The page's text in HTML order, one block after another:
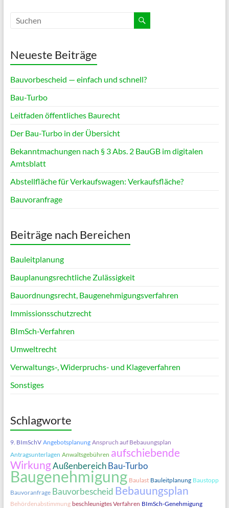
Neueste Beiträge
Bauvorbescheid — einfach und schnell?
Bau-Turbo
Leitfaden öffentliches Baurecht
Der Bau-Turbo in der Übersicht
Bekanntmachungen nach § 3 Abs. 2 BauGB im digitalen
Amtsblatt
Abstellfläche für Verkaufswagen: Verkaufsfläche?
Bauvoranfrage
Beiträge nach Bereichen
Bauleitplanung
Bauplanungsrechtliche Zulässigkeit
Bauordnungsrecht, Baugenehmigungsverfahren
Immissionsschutzrecht
BImSch-Verfahren
Umweltrecht
Verwaltungs‑, Widerpruchs- und Klageverfahren
Sonstiges
Schlagworte
9. BImSchV Angebotsplanung Anspruch auf Bebauungsplan
Antragsunterlagen Anwaltsgebühren aufschiebende
WirkungAußenbereich Bau-Turbo
Baugenehmigung Baulast Bauleitplanung Baustopp
Bauvoranfrage Bauvorbescheid Bebauungsplan
Behördenabstimmung beschleunigtes Verfahren BImSch-Genehmigung